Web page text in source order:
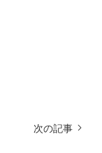
次の記事